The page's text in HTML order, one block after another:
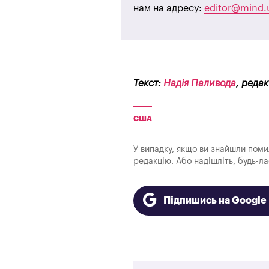
нам на адресу:
Текст: Надія Паливода,
США
У випадку, якщо ви знайшли
редакцію. Або надішліть, будь-
Підпишись на Google